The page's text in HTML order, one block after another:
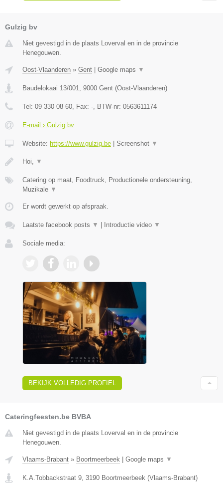
Gulzig bv
Niet gevestigd in de plaats Loverval en in de provincie
Henegouwen.
Oost-Vlaanderen » Gent Google maps ▼
Baudelokaai 13/001 9000 Gent (Oost-Vlaanderen)
Tel: 09 330 08 60 , Fax: - , BTW-nr: 0563611174
E-mail › Gulzig bv
Website: https://www.gulzig.be Screenshot ▼
Hoi, ▼
Catering op maat, Foodtruck, Productionele ondersteuning,
Muzikale ▼
Er wordt gewerkt op afspraak.
Laatste facebook posts ▼ Introductie video ▼
Sociale media:
BEKIJK VOLLEDIG PROFIEL
Cateringfeesten.be BVBA
Niet gevestigd in de plaats Loverval en in de provincie
Henegouwen.
Vlaams-Brabant » Boortmeerbeek Google maps ▼
K.A.Tobbackstraat 9, 3190 Boortmeerbeek (Vlaams-Brabant)